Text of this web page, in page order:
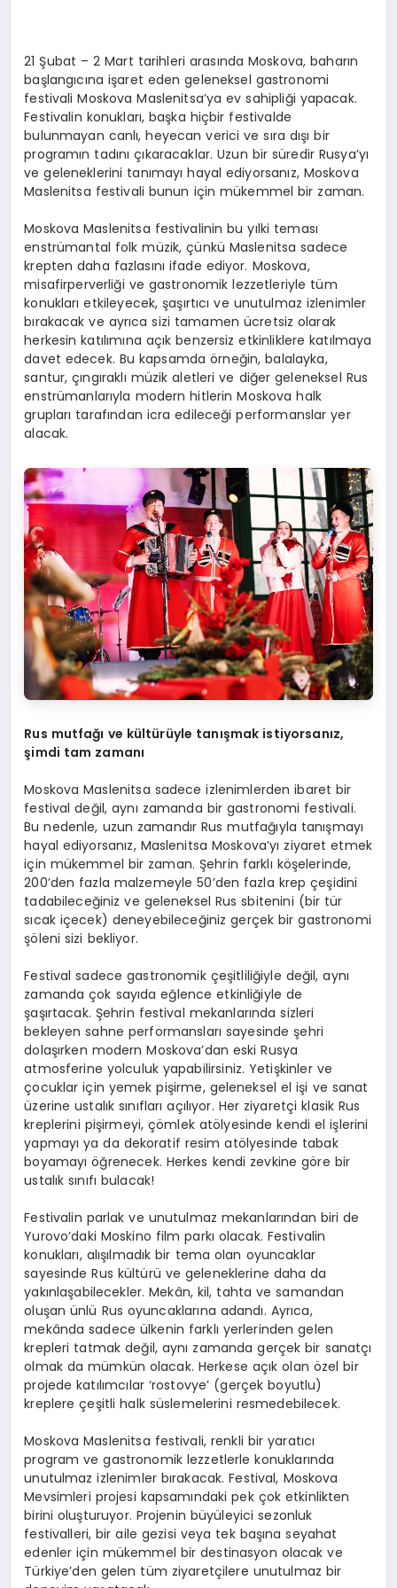
21 Şubat – 2 Mart tarihleri arasında Moskova, baharın
başlangıcına işaret eden geleneksel gastronomi
festivali Moskova Maslenitsa’ya ev sahipliği yapacak.
Festivalin konukları, başka hiçbir festivalde
bulunmayan canlı, heyecan verici ve sıra dışı bir
programın tadını çıkaracaklar. Uzun bir süredir Rusya’yı
ve geleneklerini tanımayı hayal ediyorsanız, Moskova
Maslenitsa festivali bunun için mükemmel bir zaman.
Moskova Maslenitsa festivalinin bu yılki teması
enstrümantal folk müzik, çünkü Maslenitsa sadece
krepten daha fazlasını ifade ediyor. Moskova,
misafirperverliği ve gastronomik lezzetleriyle tüm
konukları etkileyecek, şaşırtıcı ve unutulmaz izlenimler
bırakacak ve ayrıca sizi tamamen ücretsiz olarak
herkesin katılımına açık benzersiz etkinliklere katılmaya
davet edecek. Bu kapsamda örneğin, balalayka,
santur, çıngıraklı müzik aletleri ve diğer geleneksel Rus
enstrümanlarıyla modern hitlerin Moskova halk
grupları tarafından icra edileceği performanslar yer
alacak.
Rus mutfağı ve kültürüyle tanışmak istiyorsanız,
şimdi tam zamanı
Moskova Maslenitsa sadece izlenimlerden ibaret bir
festival değil, aynı zamanda bir gastronomi festivali.
Bu nedenle, uzun zamandır Rus mutfağıyla tanışmayı
hayal ediyorsanız, Maslenitsa Moskova’yı ziyaret etmek
için mükemmel bir zaman. Şehrin farklı köşelerinde,
200’den fazla malzemeyle 50’den fazla krep çeşidini
tadabileceğiniz ve geleneksel Rus sbitenini (bir tür
sıcak içecek) deneyebileceğiniz gerçek bir gastronomi
şöleni sizi bekliyor.
Festival sadece gastronomik çeşitliliğiyle değil, aynı
zamanda çok sayıda eğlence etkinliğiyle de
şaşırtacak. Şehrin festival mekanlarında sizleri
bekleyen sahne performansları sayesinde şehri
dolaşırken modern Moskova’dan eski Rusya
atmosferine yolculuk yapabilirsiniz. Yetişkinler ve
çocuklar için yemek pişirme, geleneksel el işi ve sanat
üzerine ustalık sınıfları açılıyor. Her ziyaretçi klasik Rus
kreplerini pişirmeyi, çömlek atölyesinde kendi el işlerini
yapmayı ya da dekoratif resim atölyesinde tabak
boyamayı öğrenecek. Herkes kendi zevkine göre bir
ustalık sınıfı bulacak!
Festivalin parlak ve unutulmaz mekanlarından biri de
Yurovo’daki Moskino film parkı olacak. Festivalin
konukları, alışılmadık bir tema olan oyuncaklar
sayesinde Rus kültürü ve geleneklerine daha da
yakınlaşabilecekler. Mekân, kil, tahta ve samandan
oluşan ünlü Rus oyuncaklarına adandı. Ayrıca,
mekânda sadece ülkenin farklı yerlerinden gelen
krepleri tatmak değil, aynı zamanda gerçek bir sanatçı
olmak da mümkün olacak. Herkese açık olan özel bir
projede katılımcılar ‘rostovye’ (gerçek boyutlu)
kreplere çeşitli halk süslemelerini resmedebilecek.
Moskova Maslenitsa festivali, renkli bir yaratıcı
program ve gastronomik lezzetlerle konuklarında
unutulmaz izlenimler bırakacak. Festival, Moskova
Mevsimleri projesi kapsamındaki pek çok etkinlikten
birini oluşturuyor. Projenin büyüleyici sezonluk
festivalleri, bir aile gezisi veya tek başına seyahat
edenler için mükemmel bir destinasyon olacak ve
Türkiye’den gelen tüm ziyaretçilere unutulmaz bir